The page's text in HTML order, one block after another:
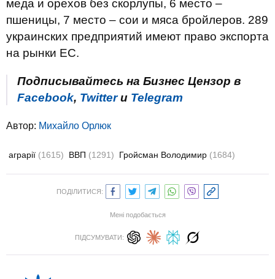
меда и орехов без скорлупы, 6 место –
пшеницы, 7 место – сои и мяса бройлеров. 289
украинских предприятий имеют право экспорта
на рынки ЕС.
Подписывайтесь на Бизнес Цензор в
Facebook, Twitterи Telegram
Автор: Михайло Орлюк
аграрії (1615) ВВП (1291) Гройсман Володимир (1684)
ПОДІЛИТИСЯ:
Мені подобається
ПІДСУМУВАТИ: